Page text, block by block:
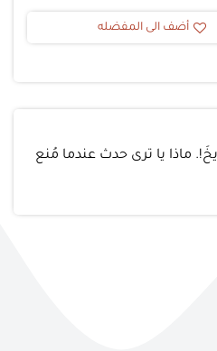
أضف الى المفضله
ماذا يا ترى حدث عندما مُنع